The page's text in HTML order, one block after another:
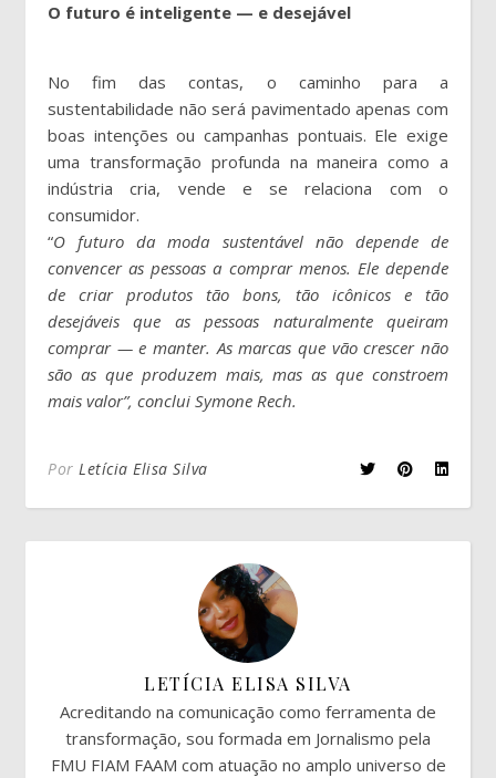
O futuro é inteligente — e desejável
No fim das contas, o caminho para a
sustentabilidade não será pavimentado apenas com
boas intenções ou campanhas pontuais. Ele exige
uma transformação profunda na maneira como a
indústria cria, vende e se relaciona com o
consumidor.
“O futuro da moda sustentável não depende de
convencer as pessoas a comprar menos. Ele depende
de criar produtos tão bons, tão icônicos e tão
desejáveis que as pessoas naturalmente queiram
comprar — e manter. As marcas que vão crescer não
são as que produzem mais, mas as que constroem
mais valor”, conclui Symone Rech.
Por Letícia Elisa Silva
LETÍCIA ELISA SILVA
Acreditando na comunicação como ferramenta de
transformação, sou formada em Jornalismo pela
FMU FIAM FAAM com atuação no amplo universo de